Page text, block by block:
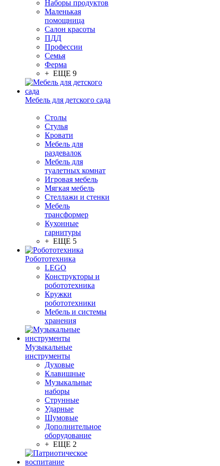
Наборы продуктов
Маленькая
помощница
Салон красоты
ПДД
Профессии
Семья
Ферма
+ ЕЩЕ 9
Мебель для детского сада
Столы
Cтулья
Кровати
Мебель для
раздевалок
Мебель для
туалетных комнат
Игровая мебель
Мягкая мебель
Стеллажи и стенки
Мебель
трансформер
Кухонные
гарнитуры
+ ЕЩЕ 5
Робототехника
LEGO
Конструкторы и
робототехника
Кружки
робототехники
Мебель и системы
хранения
Музыкальные
инструменты
Духовые
Клавишные
Музыкальные
наборы
Струнные
Ударные
Шумовые
Дополнительное
оборудование
+ ЕЩЕ 2